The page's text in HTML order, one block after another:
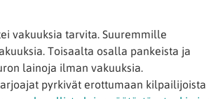
vakuuksia tarvita. Suuremmille
Toisaalta osalla pankeista ja
lainoja ilman vakuuksia.
pyrkivät erottumaan kilpailijoista